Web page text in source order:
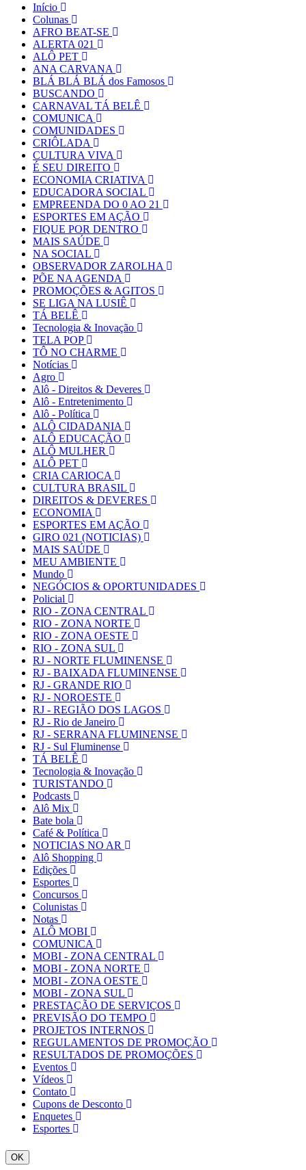
Início
Colunas
AFRO BEAT-SE
ALERTA 021
ALÔ PET
ANA CARVANA
BLÁ BLÁ BLÁ dos Famosos
BUSCANDO
CARNAVAL TÁ BELÊ
COMUNICA
COMUNIDADES
CRIÔLADA
CULTURA VIVA
É SEU DIREITO
ECONOMIA CRIATIVA
EDUCADORA SOCIAL
EMPREENDA DO 0 AO 21
ESPORTES EM AÇÃO
FIQUE POR DENTRO
MAIS SAÚDE
NA SOCIAL
OBSERVADOR ZAROLHA
PÕE NA AGENDA
PROMOÇÕES & AGITOS
SE LIGA NA LUSIÊ
TÁ BELÊ
Tecnologia & Inovação
TELA POP
TÔ NO CHARME
Notícias
Agro
Alô - Direitos & Deveres
Alô - Entretenimento
Alô - Política
ALÔ CIDADANIA
ALÔ EDUCAÇÃO
ALÔ MULHER
ALÔ PET
CRIA CARIOCA
CULTURA BRASIL
DIREITOS & DEVERES
ECONOMIA
ESPORTES EM AÇÃO
GIRO 021 (NOTICIAS)
MAIS SAÚDE
MEU AMBIENTE
Mundo
NEGÓCIOS & OPORTUNIDADES
Policial
RIO - ZONA CENTRAL
RIO - ZONA NORTE
RIO - ZONA OESTE
RIO - ZONA SUL
RJ - NORTE FLUMINENSE
RJ - BAIXADA FLUMINENSE
RJ - GRANDE RIO
RJ - NOROESTE
RJ - REGIÃO DOS LAGOS
RJ - Rio de Janeiro
RJ - SERRANA FLUMINENSE
RJ - Sul Fluminense
TÁ BELÊ
Tecnologia & Inovação
TURISTANDO
Podcasts
Alô Mix
Bate bola
Café & Política
NOTICIAS NO AR
Alô Shopping
Edições
Esportes
Concursos
Colunistas
Notas
ALÔ MOBI
COMUNICA
MOBI - ZONA CENTRAL
MOBI - ZONA NORTE
MOBI - ZONA OESTE
MOBI - ZONA SUL
PRESTAÇÃO DE SERVIÇOS
PREVISÃO DO TEMPO
PROJETOS INTERNOS
REGULAMENTOS DE PROMOÇÃO
RESULTADOS DE PROMOÇÕES
Eventos
Vídeos
Contato
Cupons de Desconto
Enquetes
Esportes
OK